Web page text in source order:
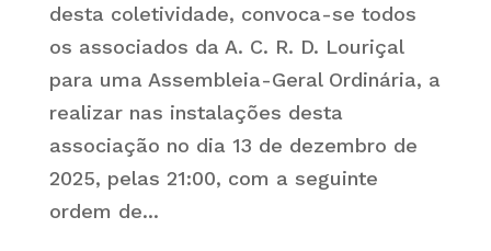
desta coletividade, convoca-se todos
os associados da A. C. R. D. Louriçal
para uma Assembleia-Geral Ordinária, a
realizar nas instalações desta
associação no dia 13 de dezembro de
2025, pelas 21:00, com a seguinte
ordem de...